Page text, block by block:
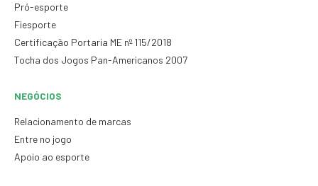
Pró-esporte
Fiesporte
Certificação Portaria ME nº 115/2018
Tocha dos Jogos Pan-Americanos 2007
NEGÓCIOS
Relacionamento de marcas
Entre no jogo
Apoio ao esporte